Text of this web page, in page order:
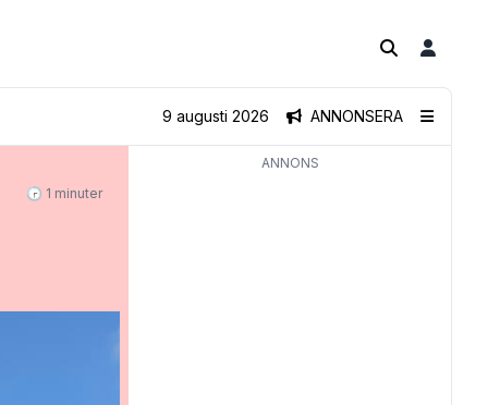
ANNONSERA
9 augusti 2026
🕝 1 minuter
ANNONS